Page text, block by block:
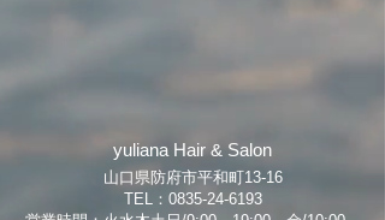
yuliana Hair & Salon
山口県防府市平和町13-16
TEL：0835-24-6193